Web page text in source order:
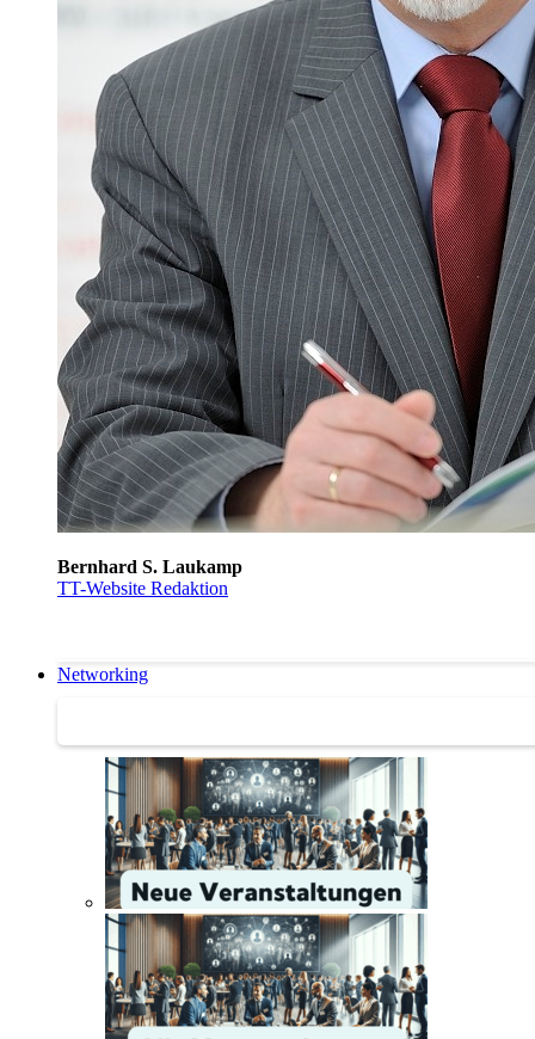
Bernhard S. Laukamp
TT-Website Redaktion
Networking